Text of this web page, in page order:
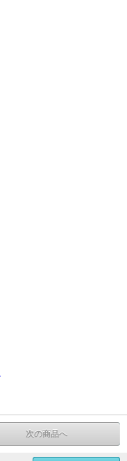
次の商品へ